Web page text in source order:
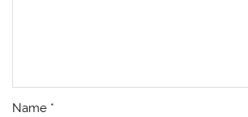
Name *